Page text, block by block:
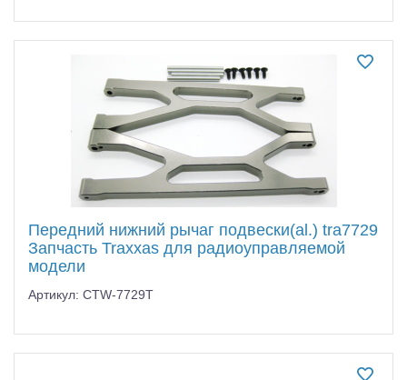
Передний нижний рычаг подвески(al.) tra7729
Запчасть Traxxas для радиоуправляемой
модели
Артикул: CTW-7729T